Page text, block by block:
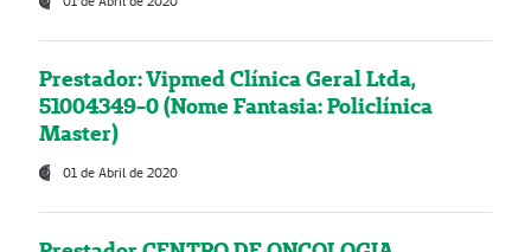
Prestador: Vipmed Clínica Geral Ltda,
51004349-0 (Nome Fantasia: Policlínica
Master)
01 de Abril de 2020